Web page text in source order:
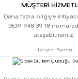
MÜŞTERİ
Daha fazla bilgiye
0539 948 39 18
ulaşabilirsiniz.
İletişim Formu